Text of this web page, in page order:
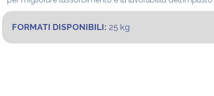
FORMATI DISPONIBILI: 25 kg